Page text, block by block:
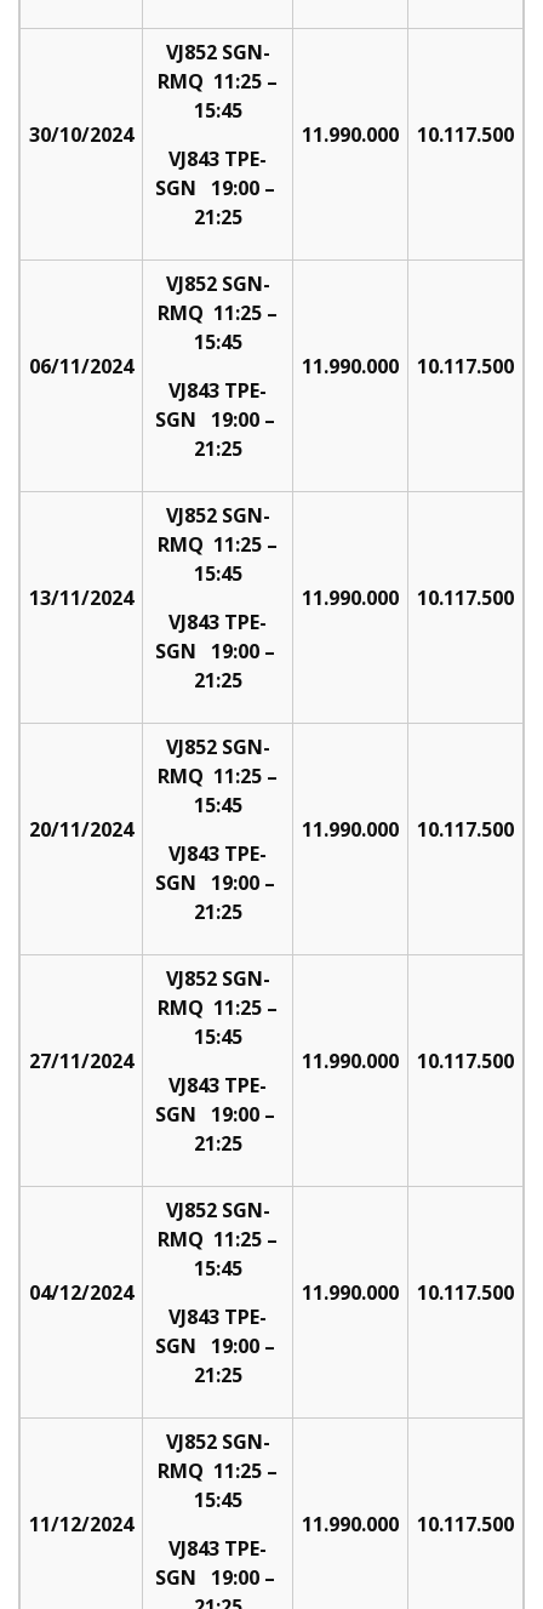
30/10/2024
VJ852 SGN-
RMQ 11:25 –
15:45
VJ843 TPE-
SGN 19:00 –
21:25
11.990.000 10.117.500
06/11/2024
VJ852 SGN-
RMQ 11:25 –
15:45
VJ843 TPE-
SGN 19:00 –
21:25
11.990.000 10.117.500
13/11/2024
VJ852 SGN-
RMQ 11:25 –
15:45
VJ843 TPE-
SGN 19:00 –
21:25
11.990.000 10.117.500
20/11/2024
VJ852 SGN-
RMQ 11:25 –
15:45
VJ843 TPE-
SGN 19:00 –
21:25
11.990.000 10.117.500
27/11/2024
VJ852 SGN-
RMQ 11:25 –
15:45
VJ843 TPE-
SGN 19:00 –
21:25
11.990.000 10.117.500
04/12/2024
VJ852 SGN-
RMQ 11:25 –
15:45
VJ843 TPE-
SGN 19:00 –
21:25
11.990.000 10.117.500
11/12/2024
VJ852 SGN-
RMQ 11:25 –
15:45
VJ843 TPE-
SGN 19:00 –
11.990.000 10.117.500